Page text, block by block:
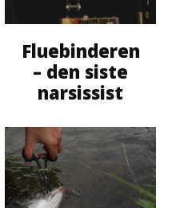
Fluebinderen
– den siste
narsissist